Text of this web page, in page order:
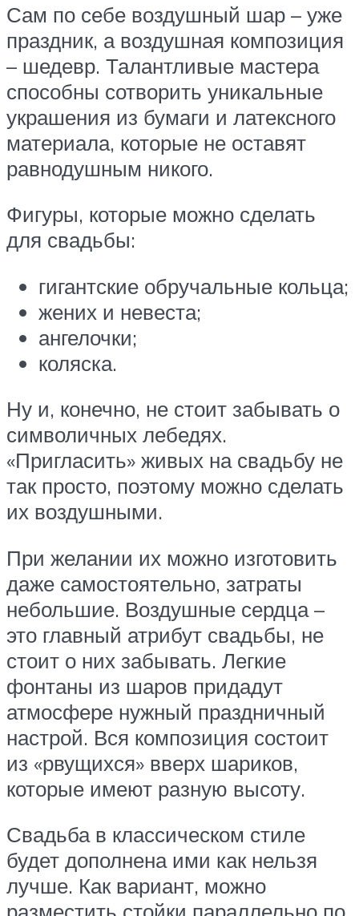
Сам по себе воздушный шар – уже
праздник, а воздушная композиция
– шедевр. Талантливые мастера
способны сотворить уникальные
украшения из бумаги и латексного
материала, которые не оставят
равнодушным никого.
Фигуры, которые можно сделать
для свадьбы:
гигантские обручальные кольца;
жених и невеста;
ангелочки;
коляска.
Ну и, конечно, не стоит забывать о
символичных лебедях.
«Пригласить» живых на свадьбу не
так просто, поэтому можно сделать
их воздушными.
При желании их можно изготовить
даже самостоятельно, затраты
небольшие. Воздушные сердца –
это главный атрибут свадьбы, не
стоит о них забывать. Легкие
фонтаны из шаров придадут
атмосфере нужный праздничный
настрой. Вся композиция состоит
из «рвущихся» вверх шариков,
которые имеют разную высоту.
Свадьба в классическом стиле
будет дополнена ими как нельзя
лучше. Как вариант, можно